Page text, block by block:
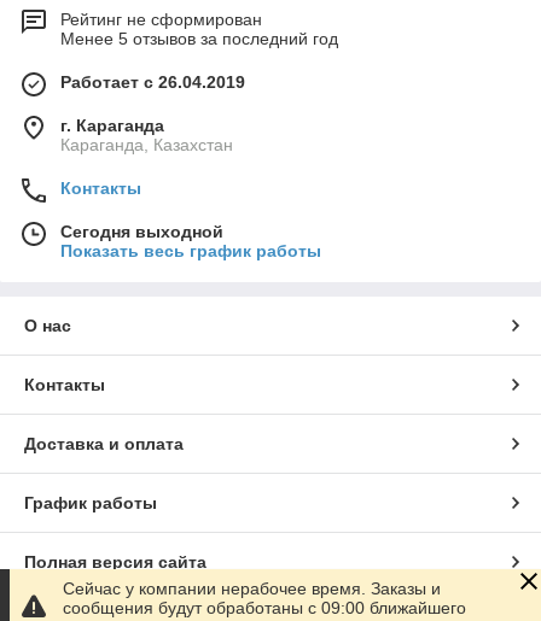
Рейтинг не сформирован
Менее 5 отзывов за последний год
Работает с 26.04.2019
г. Караганда
Караганда, Казахстан
Контакты
Сегодня выходной
Показать весь график работы
О нас
Контакты
Доставка и оплата
График работы
Полная версия сайта
Сейчас у компании нерабочее время. Заказы и
сообщения будут обработаны с 09:00 ближайшего